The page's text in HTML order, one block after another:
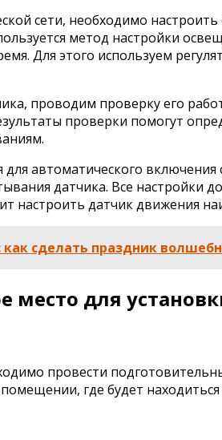
сети, необходимо
метод настройки
Для этого используем
проводим проверку его
проверки помогут
автоматического
датчика. Все
настроить датчик движения
сделать праздник
место для
провести
где будет